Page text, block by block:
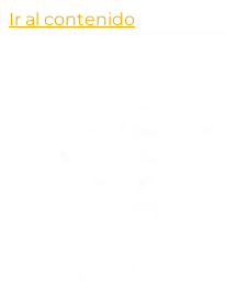
Ir al contenido